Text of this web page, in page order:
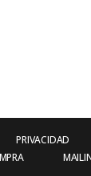
PRIVACIDAD